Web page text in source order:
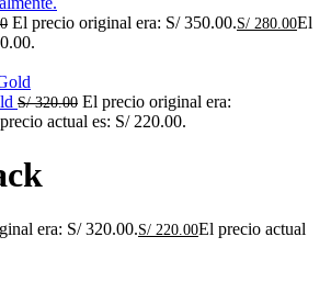
El precio original era: S/ 350.00.S/ 280.00El
S/320.00 El precio original era:
actual es: S/ 220.00.
era: S/ 320.00.S/ 220.00El precio actual